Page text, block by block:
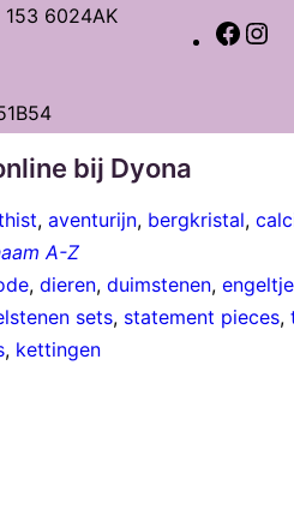
6024AK
F
e
o
t
r
m
bij Dyona
, aventurijn, bergkristal,
A-Z
, dieren, duimstenen,
sets, statement pieces,
, kettingen